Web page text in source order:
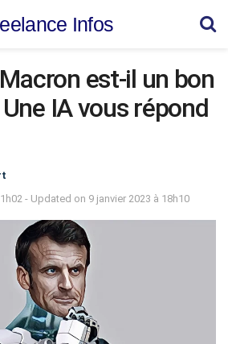
Infos
est-il un bon
IA vous répond
- Updated on 9 janvier 2023 à 18h10